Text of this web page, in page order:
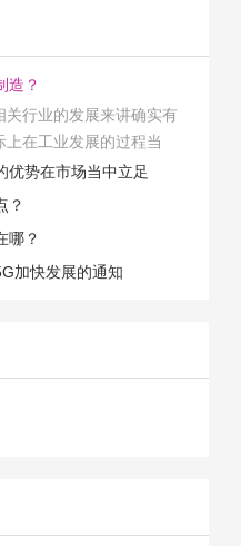
造？
行业的发展来讲确实有
在工业发展的过程当
具体结束是非常的多
...
优势在市场当中立足
？
哪？
加快发展的通知